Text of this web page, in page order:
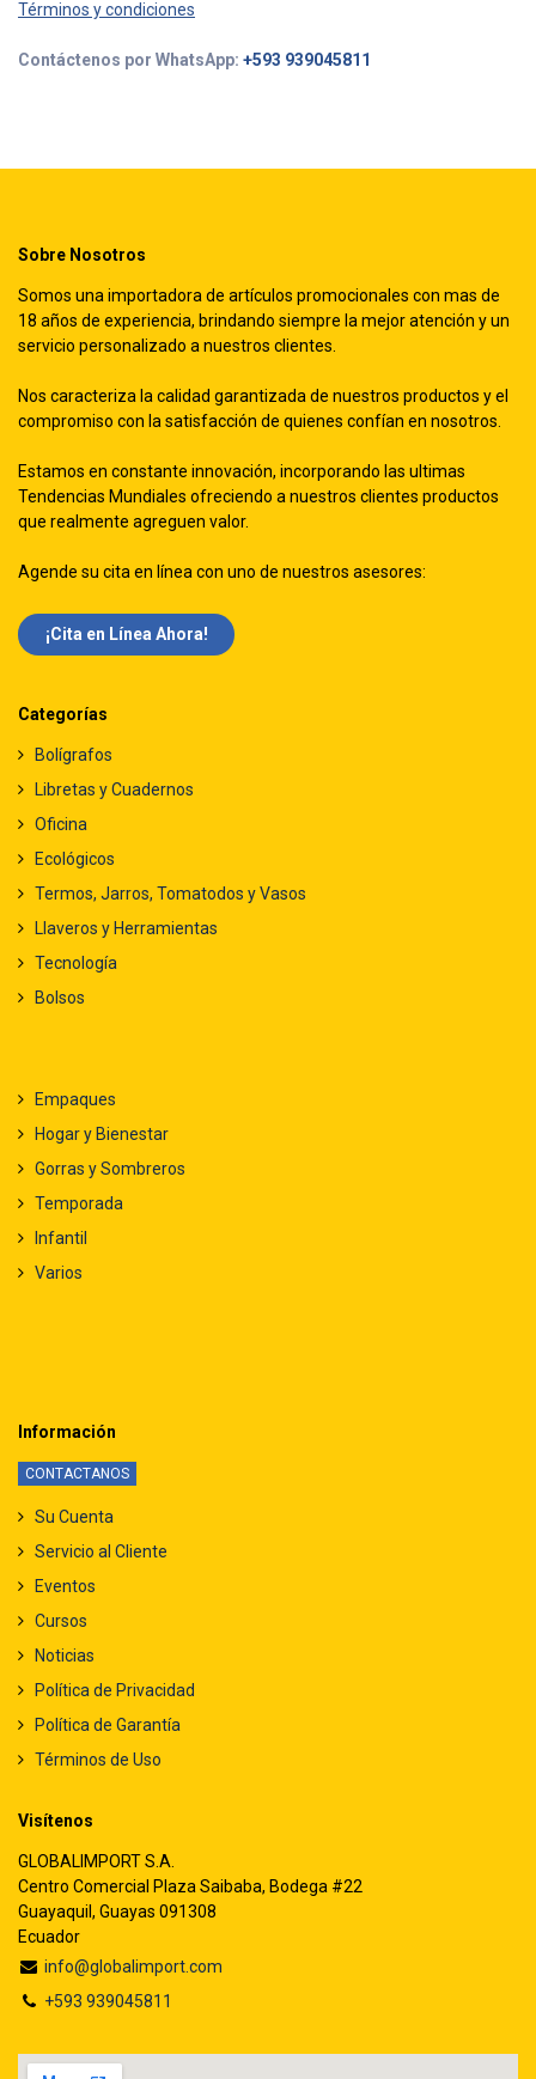
Términos y condiciones
Contáctenos por WhatsApp: +593 939045811
Sobre Nosotros
Somos una importadora de artículos promocionales con mas de
18 años de experiencia, brindando siempre la mejor atención y un
servicio personalizado a nuestros clientes.
Nos caracteriza la calidad garantizada de nuestros productos y el
compromiso con la satisfacción de quienes confían en nosotros.
Estamos en constante innovación, incorporando las ultimas
Tendencias Mundiales ofreciendo a nuestros clientes productos
que realmente agreguen valor.
Agende su cita en línea con uno de nuestros asesores:
¡Cita en Línea Ah​​ora!
Categorías
Bolígrafos
Libretas y Cuadernos
Oficina
Ecológicos
Termos, Jarros, Tomatodos y Vasos
Llaveros y Herramientas
Tecnología
Bolsos
Empaques
Hogar y Bienestar
Gorras y Sombreros
Temporada
Infantil
Varios
Información
CONTACTANOS
Su Cuenta
Servicio al Cliente
Eventos
Cursos
Noticias
Política de Privacidad
Política de Garantía
Términos de Uso
Visítenos
GLOBALIMPORT S.A.
Centro Comercial Plaza Saibaba, Bodega #22
Guayaquil, Guayas 091308
Ecuador
info@globalimport.com
+593 939045811